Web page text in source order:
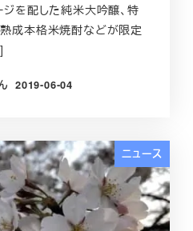
ジを配した純米大吟醸、特
熟成本格米焼酎などが限定
投稿日
2019-06-04
ニュース